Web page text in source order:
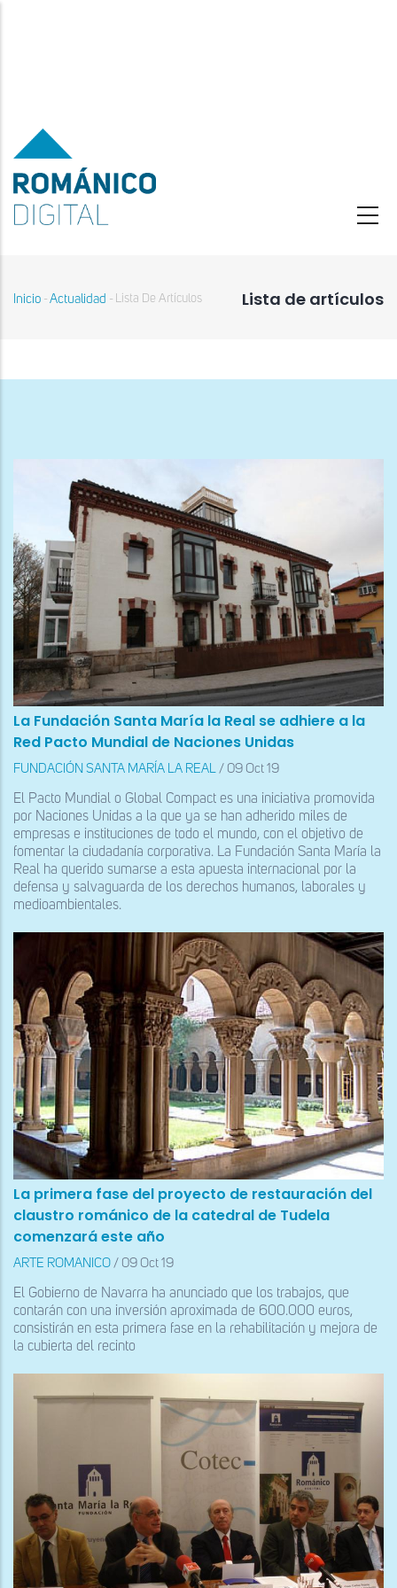
contenido
principal
Lista de artículos
navegación
Inicio - Actualidad - Lista De Artículos
La Fundación Santa María la Real se adhiere a la
Red Pacto Mundial de Naciones Unidas
FUNDACIÓN SANTA MARÍA LA REAL / 09 Oct 19
El Pacto Mundial o Global Compact es una iniciativa promovida
por Naciones Unidas a la que ya se han adherido miles de
empresas e instituciones de todo el mundo, con el objetivo de
fomentar la ciudadanía corporativa. La Fundación Santa María la
Real ha querido sumarse a esta apuesta internacional por la
defensa y salvaguarda de los derechos humanos, laborales y
medioambientales.
La primera fase del proyecto de restauración del
claustro románico de la catedral de Tudela
comenzará este año
ARTE ROMANICO / 09 Oct 19
El Gobierno de Navarra ha anunciado que los trabajos, que
contarán con una inversión aproximada de 600.000 euros,
consistirán en esta primera fase en la rehabilitación y mejora de
la cubierta del recinto